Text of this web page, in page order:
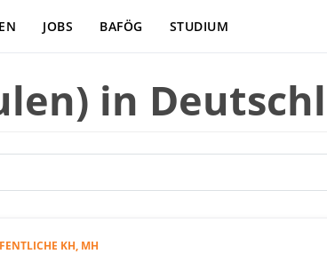
JOBS BAFÖG STUDIUM
in
KH, MH